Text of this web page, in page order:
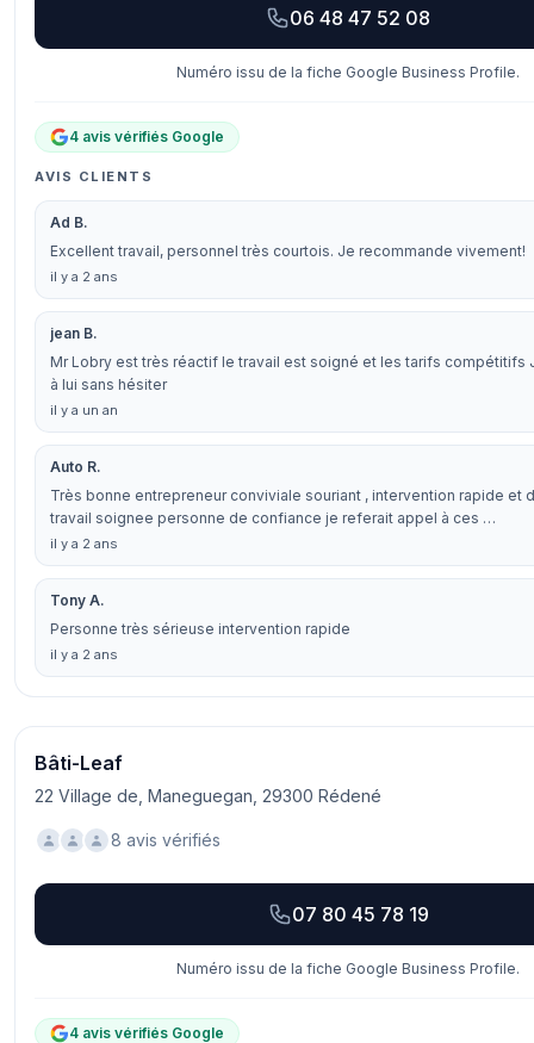
06 48 47 52 08
Numéro issu de la fiche Google Business Profile.
4 avis vérifiés Google
AVIS CLIENTS
Ad B.
Excellent travail, personnel très courtois. Je recommande vivement!
il y a 2 ans
jean B.
Mr Lobry est très réactif le travail est soigné et les tarifs compétitifs
à lui sans hésiter
il y a un an
Auto R.
Très bonne entrepreneur conviviale souriant , intervention rapide et
travail soignee personne de confiance je referait appel à ces …
il y a 2 ans
Tony A.
Personne très sérieuse intervention rapide
il y a 2 ans
Bâti-Leaf
22 Village de, Maneguegan, 29300 Rédené
8 avis vérifiés
07 80 45 78 19
Numéro issu de la fiche Google Business Profile.
4 avis vérifiés Google